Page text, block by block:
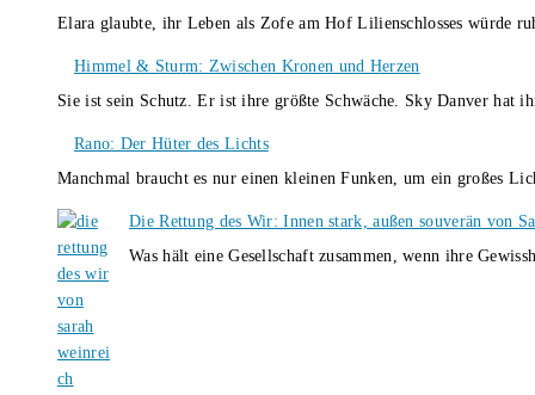
Elara glaubte, ihr Leben als Zofe am Hof Lilienschlosses würde
Himmel & Sturm: Zwischen Kronen und Herzen
Sie ist sein Schutz. Er ist ihre größte Schwäche. Sky Danver
Rano: Der Hüter des Lichts
Manchmal braucht es nur einen kleinen Funken, um ein großes
Die Rettung des Wir: Innen stark, außen souverän von
Was hält eine Gesellschaft zusammen, wenn ihre